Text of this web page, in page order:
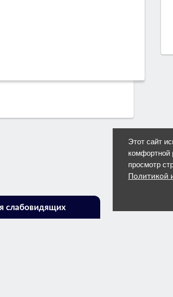
слабовидящих
Этот сайт
комфортной
просмотр
Политикой